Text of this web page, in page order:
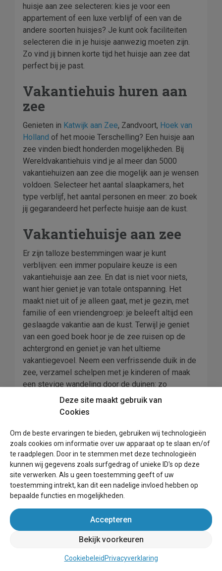
huisje aan zee selecteren: kies je voor een
appartement of een luxe verblijf of een van de
andere soorten huisjes? Je kunt ook faciliteiten
selecteren die in je huisje aanwezig moeten zijn.
Zo vind jij binnen korte tijd het huisje aan zee dat
perfect bij je past.
Vakantiehuis huren aan
zee
Genieten in Katwijk aan Zee, Zandvoort, Hoek van
Holland of het mooie Terschelling? Een huisje aan
zee vinden biedt honderden mogelijkheden. Bij
Wereldvakantiehuis vind je al meer dan 5000
vakantiehuizen aan zee die mogelijk aan je wensen
voldoen. Selecteer het aantal slaapkamers, het
type verblijf, het aantal personen en meer: zo boek
jij gegarandeerd het perfecte huisje aan de kust.
Vakantiehuisje aan zee
Er zijn talloze bestemmingen waar je kunt
verblijven: een immer populaire keuze is een
vakantiehuisje aan zee. En dat is niet voor niets,
want hier geniet je van totale ontspanning. Het
maakt niet uit of je alleen gaat, met je gezin, met
familie of een vriendengroep: je beleeft altijd een
geslaagde vakantie aan de kust. Terwijl je geniet
van een goed boek hoor je de zee ruisen op de
achtergrond en geniet je van het ultieme
vakantiegevoel. Neem een verfrissende duik in de
zee, verzamel schelpen met je kinderen of maak
een stevige wandeling door de duinen: zo
ontspannen hoort een vakantie aan zee te zijn!
Het huren van een huisje aan de kust in Nederland
kan een geweldige manier zijn om te genieten van
een ontspannen vakantie. Er zijn tal van pittoreske
stadjes langs de kust die een prachtig uitzicht
bieden op de Noordzee en het omringende
landschap. De huisjes zijn er in alle soorten en
gezinswoningen met uitgestrekte buitenruimten.
Afhankelijk van uw budget en de gewenste
opties, van rustiek tot moderne luxe.
Deze site maakt gebruik van
Cookies
Om de beste ervaringen te bieden, gebruiken wij technologieën
zoals cookies om informatie over uw apparaat op te slaan en/of
te raadplegen. Door in te stemmen met deze technologieën
kunnen wij gegevens zoals surfgedrag of unieke ID's op deze
site verwerken. Als u geen toestemming geeft of uw
toestemming intrekt, kan dit een nadelige invloed hebben op
bepaalde functies en mogelijkheden.
Accepteren
Bekijk voorkeuren
Cookiebeleid Privacyverklaring